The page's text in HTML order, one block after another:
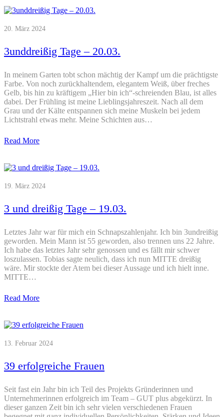
20. März 2024
3unddreißig Tage – 20.03.
In meinem Garten tobt schon mächtig der Kampf um die prächtigste
Farbe. Von noch zurückhaltendem, elegantem Weiß, über freches
Gelb, bis hin zu kräftigem „Hier bin ich“-schreienden Blau, ist alles
dabei. Der Frühling ist meine Lieblingsjahreszeit. Nach all dem
Grau und der Kälte entspannen sich meine Muskeln bei jedem
Lichtstrahl etwas mehr. Meine Schichten aus…
Read More
19. März 2024
3 und dreißig Tage – 19.03.
Letztes Jahr war für mich ein Schnapszahlenjahr. Ich bin 3undreißig
geworden. Mein Mann ist 55 geworden, also trennen uns 22 Jahre.
Ich habe das letztes Jahr sehr genossen und es fällt mir schwer
loszulassen. Tobias sagte neulich, dass ich nun MITTE dreißig
wäre. Mir stockte der Atem bei dieser Aussage und ich hielt inne.
MITTE…
Read More
13. Februar 2024
39 erfolgreiche Frauen
Seit fast ein Jahr bin ich Teil des Projekts Gründerinnen und
Unternehmerinnen erfolgreich im Team – GUT plus abgekürzt. In
dieser ganzen Zeit bin ich sehr vielen verschiedenen Frauen